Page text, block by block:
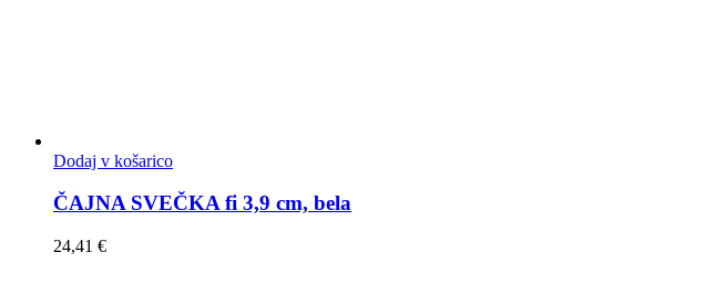
Dodaj v košarico
ČAJNA SVEČKA fi 3,9 cm, bela
24,41 €